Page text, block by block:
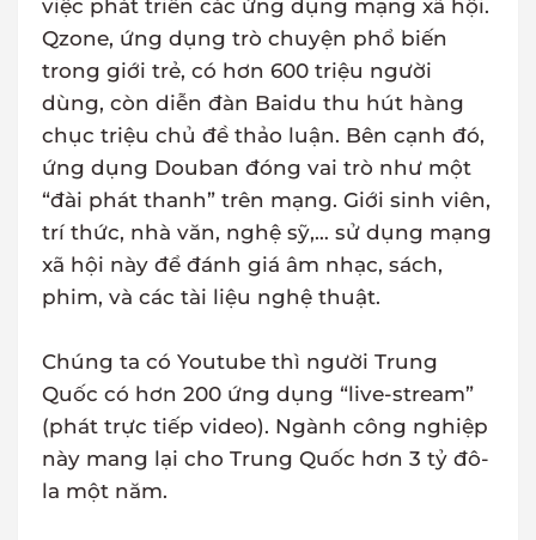
việc phát triển các ứng dụng mạng xã hội.
Qzone, ứng dụng trò chuyện phổ biến
trong giới trẻ, có hơn 600 triệu người
dùng, còn diễn đàn Baidu thu hút hàng
chục triệu chủ đề thảo luận. Bên cạnh đó,
ứng dụng Douban đóng vai trò như một
“đài phát thanh” trên mạng. Giới sinh viên,
trí thức, nhà văn, nghệ sỹ,… sử dụng mạng
xã hội này để đánh giá âm nhạc, sách,
phim, và các tài liệu nghệ thuật.
Chúng ta có Youtube thì người Trung
Quốc có hơn 200 ứng dụng “live-stream”
(phát trực tiếp video). Ngành công nghiệp
này mang lại cho Trung Quốc hơn 3 tỷ đô-
la một năm.